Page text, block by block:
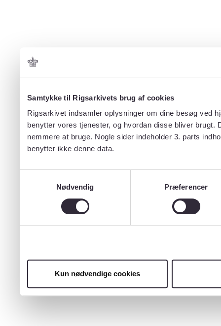
Samtykke til Rigsarkivets brug af cookies
Rigsarkivet indsamler oplysninger om dine besøg ved
benytter vores tjenester, og hvordan disse bliver
nemmere at bruge. Nogle sider indeholder 3. parts
benytter ikke denne data.
Nødvendig
Præferencer
Kun nødvendige cookies